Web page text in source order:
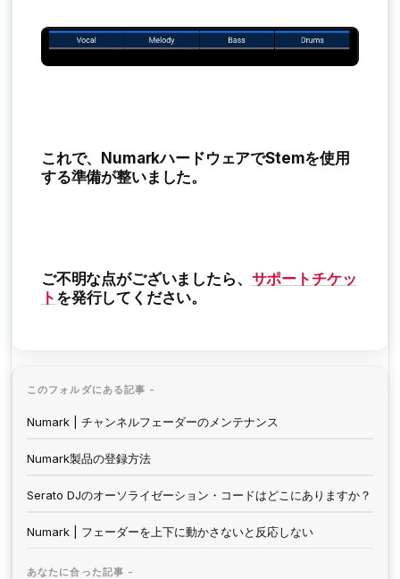
これで、NumarkハードウェアでStemを使用
する準備が整いました。
ご不明な点がございましたら、 サポートチケッ
ト を発行してください。
このフォルダにある記事 -
Numark | チャンネルフェーダーのメンテナンス
Numark製品の登録方法
Serato DJのオーソライゼーション・コードはどこにありますか？
Numark | フェーダーを上下に動かさないと反応しない
あなたに合った記事 -